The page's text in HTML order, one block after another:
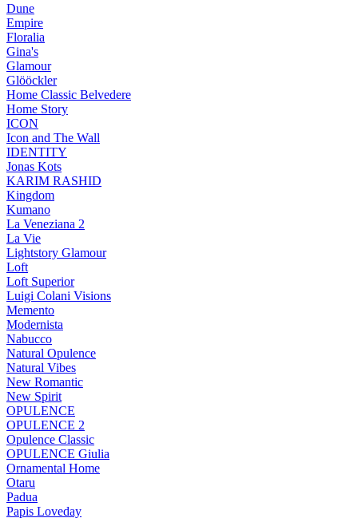
Dune
Empire
Floralia
Gina's
Glamour
Glööckler
Home Classic Belvedere
Home Story
ICON
Icon and The Wall
IDENTITY
Jonas Kots
KARIM RASHID
Kingdom
Kumano
La Veneziana 2
La Vie
Lightstory Glamour
Loft
Loft Superior
Luigi Colani Visions
Memento
Modernista
Nabucco
Natural Opulence
Natural Vibes
New Romantic
New Spirit
OPULENCE
OPULENCE 2
Opulence Classic
OPULENCE Giulia
Ornamental Home
Otaru
Padua
Papis Loveday